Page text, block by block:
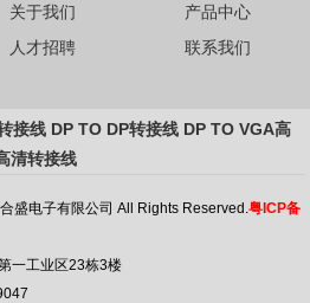
关于我们
产品中心
人才招聘
联系我们
接线 DP TO DP转接线 DP TO VGA高
清转接线
盛电子有限公司 All Rights Reserved.粤ICP备
一工业区23栋3楼